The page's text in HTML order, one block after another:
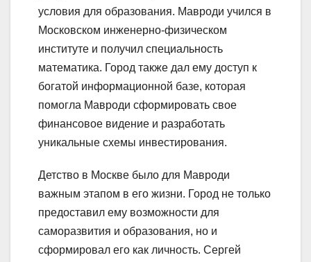
условия для образования. Мавроди учился в
Московском инженерно-физическом
институте и получил специальность
математика. Город также дал ему доступ к
богатой информационной базе, которая
помогла Мавроди сформировать свое
финансовое видение и разработать
уникальные схемы инвестирования.
Детство в Москве было для Мавроди
важным этапом в его жизни. Город не только
предоставил ему возможности для
саморазвития и образования, но и
сформировал его как личность. Сергей